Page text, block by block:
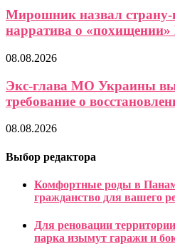
Мирошник назвал страну-
нарратива о «похищении»
08.08.2026
Экс-глава МО Украины
требование о
08.08.2026
Выбор редактора
Комфортные роды в
гражданство для вашего
Для реновации
парка изымут гаражи и